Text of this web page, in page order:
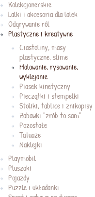
Kolekcjonerskie
Lalki i akcesoria dla lalek
Odgrywanie ról
Plastyczne i kreatywne
Ciastoliny, masy
plastyczne, slime
Malowanie, rysowanie,
wyklejanie
Piasek kinetyczny
Pieczątki i stempelki
Stoliki, tablice i znikopisy
Zabawki "zrób to sam"
Pozostałe
Tatuaże
Naklejki
Playmobil
Pluszaki
Pojazdy
Puzzle i układanki